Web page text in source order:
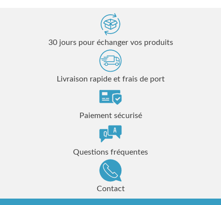
30 jours pour échanger vos produits
Livraison rapide et frais de port
Paiement sécurisé
Questions fréquentes
Contact